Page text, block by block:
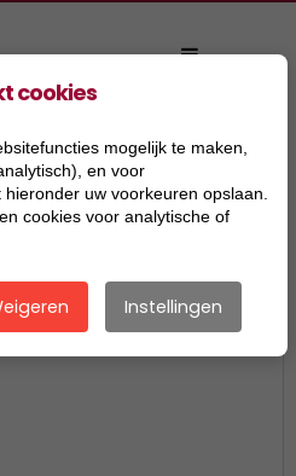
cookies
mogelijk te maken,
en voor
uw voorkeuren opslaan.
cookies voor analytische of
Instellingen